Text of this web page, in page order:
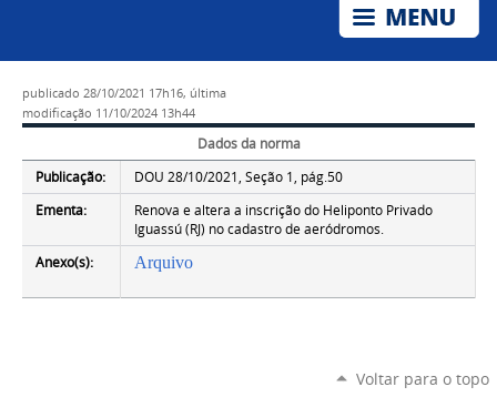
publicado 28/10/2021 17h16, última
modificação 11/10/2024 13h44
Dados da norma
Publicação:
DOU 28/10/2021, Seção 1, pág.50
Ementa:
Renova e altera a inscrição do Heliponto Privado
Iguassú (RJ) no cadastro de aeródromos.
Anexo(s):
Arquivo
Voltar para o topo